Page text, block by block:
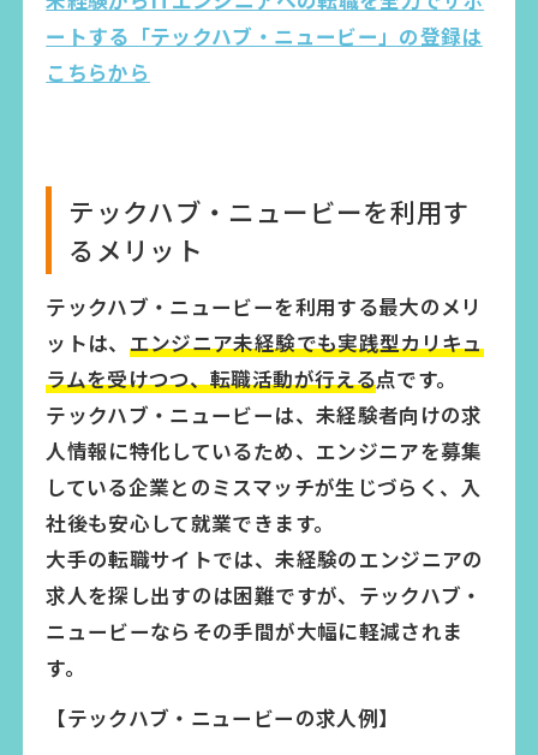
ートする「テックハブ・ニュービー」の登録は
こちらから
テックハブ・ニュービーを利用す
るメリット
テックハブ・ニュービーを利用する最大のメリ
ットは、 エンジニア未経験でも実践型カリキュ
ラムを受けつつ、転職活動が行える点です。
テックハブ・ニュービーは、未経験者向けの求
人情報に特化しているため、エンジニアを募集
している企業とのミスマッチが生じづらく、入
社後も安心して就業できます。
大手の転職サイトでは、未経験のエンジニアの
求人を探し出すのは困難ですが、テックハブ・
ニュービーならその手間が大幅に軽減されま
す。
【テックハブ・ニュービーの求人例】